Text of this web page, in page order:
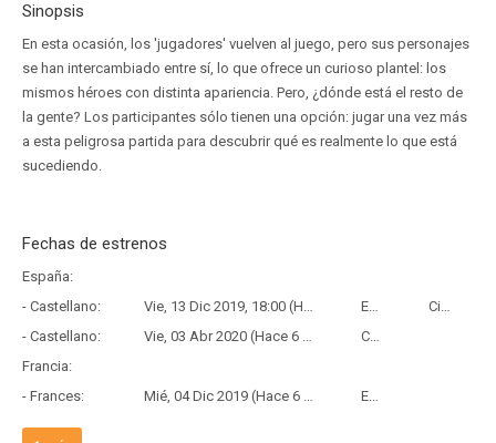
Sinopsis
En esta ocasión, los 'jugadores' vuelven al juego, pero sus personajes
se han intercambiado entre sí, lo que ofrece un curioso plantel: los
mismos héroes con distinta apariencia. Pero, ¿dónde está el resto de
la gente? Los participantes sólo tienen una opción: jugar una vez más
a esta peligrosa partida para descubrir qué es realmente lo que está
sucediendo.
Fechas de estrenos
España:
- Castellano:
Vie, 13 Dic 2019, 18:00 (Hace 6 años y 7 meses) Estreno
Cine
- Castellano:
Vie, 03 Abr 2020 (Hace 6 años y 4 meses)
Copia Física
Francia:
- Frances:
Mié, 04 Dic 2019 (Hace 6 años y 8 meses)
Estreno
País de origen: